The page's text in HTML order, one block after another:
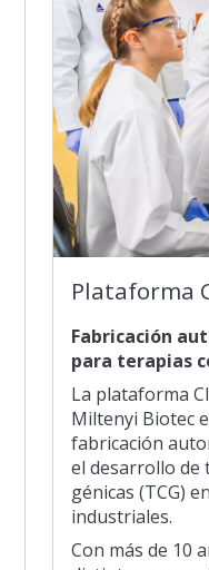
Plataforma
Fabricación
para terapias
La plataforma
Miltenyi Biotec
fabricación
el desarrollo de
génicas (TCG)
industriales.
Con más de 10